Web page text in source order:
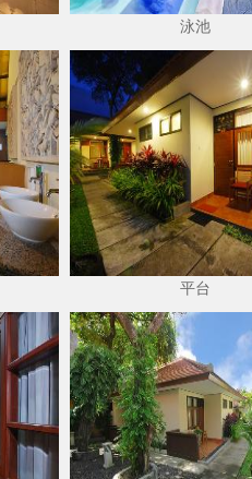
泳池
平台